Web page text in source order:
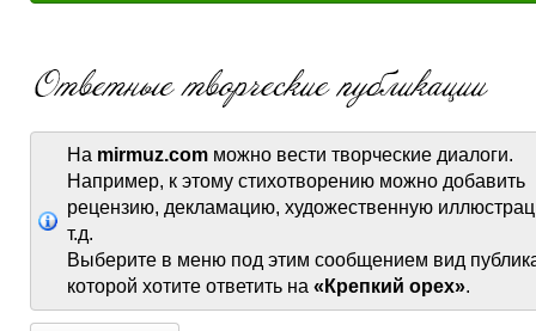
На mirmuz.com можно вести творческие диалоги.
Например, к этому стихотворению можно добавить
рецензию, декламацию, художественную
т.д.
Выберите в меню под этим сообщением вид
которой хотите ответить на «Крепкий орех».